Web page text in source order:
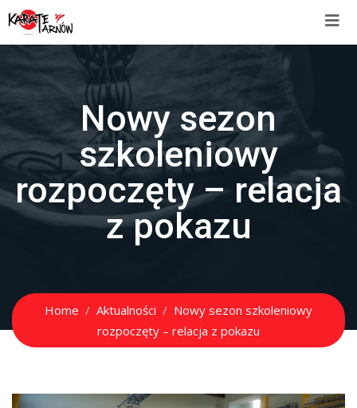
Nowy sezon
szkoleniowy
rozpoczęty – relacja
z pokazu
Home Aktualności
Nowy sezon szkoleniowy
rozpoczęty – relacja z pokazu